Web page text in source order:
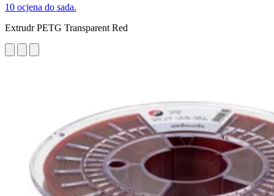
10 ocjena do sada.
Extrudr PETG Transparent Red